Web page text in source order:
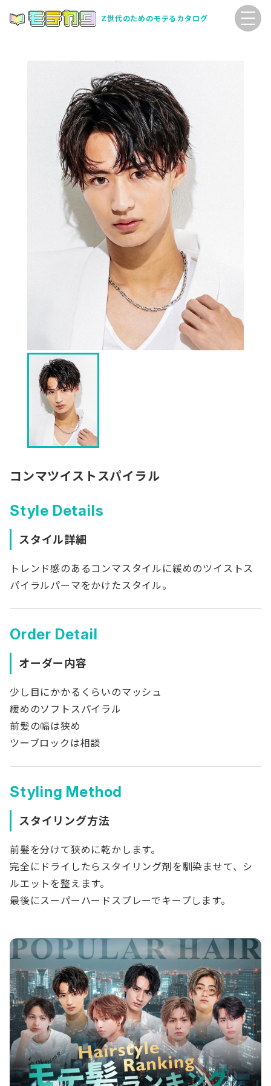
Z世代のためのモテるカタログ
コンマツイストスパイラル
Style Details
スタイル詳細
トレンド感のあるコンマスタイルに緩めのツイストス
パイラルパーマをかけたスタイル。
Order Detail
オーダー内容
少し目にかかるくらいのマッシュ
緩めのソフトスパイラル
前髪の幅は狭め
ツーブロックは相談
Styling Method
スタイリング方法
前髪を分けて狭めに乾かします。
完全にドライしたらスタイリング剤を馴染ませて、シ
ルエットを整えます。
最後にスーパーハードスプレーでキープします。